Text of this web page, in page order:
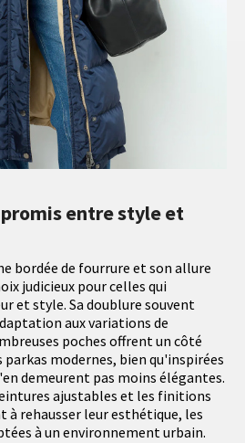
entre style et
bordée de fourrure et son allure
judicieux pour celles qui
et style. Sa doublure souvent
aux variations de
poches offrent un côté
modernes, bien qu'inspirées
demeurent pas moins élégantes.
ajustables et les finitions
rehausser leur esthétique, les
à un environnement urbain.